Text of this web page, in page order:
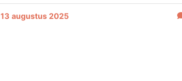
13 augustus 2025